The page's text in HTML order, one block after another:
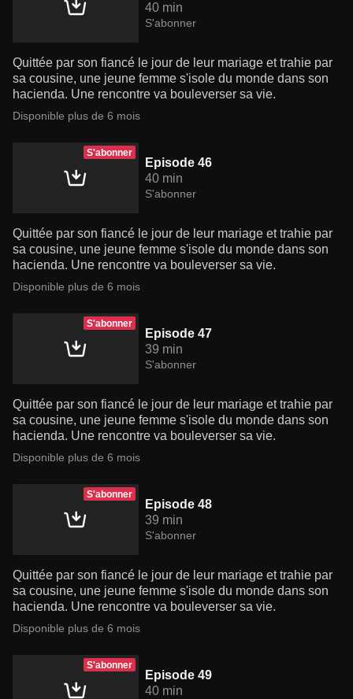
40 min
S'abonner
Quittée par son fiancé le jour de leur mariage et trahie par
sa cousine, une jeune femme s'isole du monde dans son
hacienda. Une rencontre va bouleverser sa vie.
Disponible plus de 6 mois
S'abonner
Episode 46
40 min
S'abonner
Quittée par son fiancé le jour de leur mariage et trahie par
sa cousine, une jeune femme s'isole du monde dans son
hacienda. Une rencontre va bouleverser sa vie.
Disponible plus de 6 mois
S'abonner
Episode 47
39 min
S'abonner
Quittée par son fiancé le jour de leur mariage et trahie par
sa cousine, une jeune femme s'isole du monde dans son
hacienda. Une rencontre va bouleverser sa vie.
Disponible plus de 6 mois
S'abonner
Episode 48
39 min
S'abonner
Quittée par son fiancé le jour de leur mariage et trahie par
sa cousine, une jeune femme s'isole du monde dans son
hacienda. Une rencontre va bouleverser sa vie.
Disponible plus de 6 mois
S'abonner
Episode 49
40 min